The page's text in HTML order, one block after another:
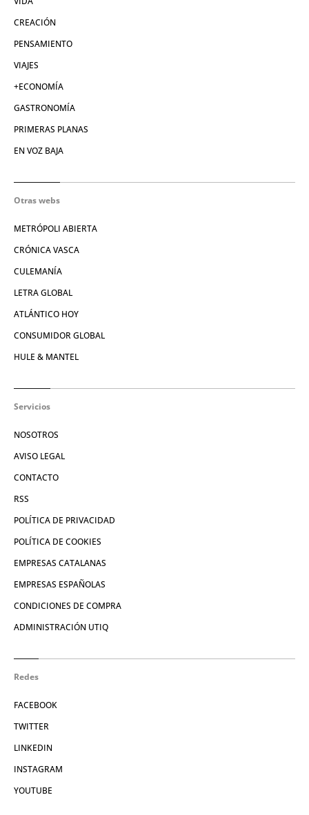
CREACIÓN
PENSAMIENTO
VIAJES
+ECONOMÍA
GASTRONOMÍA
PRIMERAS PLANAS
EN VOZ BAJA
Otras webs
METRÓPOLI ABIERTA
CRÓNICA VASCA
CULEMANÍA
LETRA GLOBAL
ATLÁNTICO HOY
CONSUMIDOR GLOBAL
HULE & MANTEL
Servicios
NOSOTROS
AVISO LEGAL
CONTACTO
RSS
POLÍTICA DE PRIVACIDAD
POLÍTICA DE COOKIES
EMPRESAS CATALANAS
EMPRESAS ESPAÑOLAS
CONDICIONES DE COMPRA
ADMINISTRACIÓN UTIQ
Redes
FACEBOOK
TWITTER
LINKEDIN
INSTAGRAM
YOUTUBE